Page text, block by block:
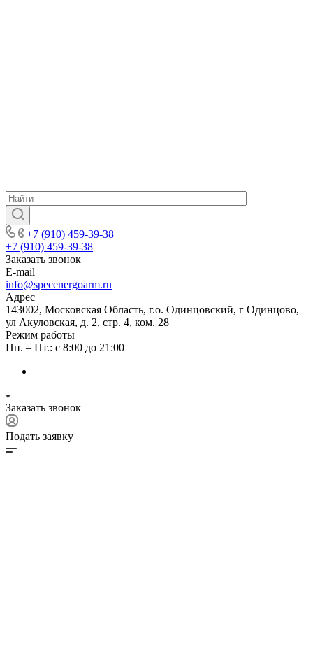
+7 (910) 459-39-38
+7 (910) 459-39-38
Заказать звонок
E-mail
info@specenergoarm.ru
Адрес
143002, Московская Область, г.о. Одинцовский, г Одинцово,
ул Акуловская, д. 2, стр. 4, ком. 28
Режим работы
Пн. – Пт.: с 8:00 до 21:00
Заказать звонок
Подать заявку